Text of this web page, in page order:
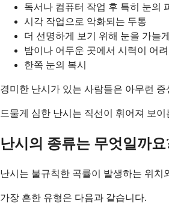
독서나 컴퓨터 작업 후 특히 눈의
시각 작업으로 악화되는 두통
더 선명하게 보기 위해 눈을 가늘
밤이나 어두운 곳에서 시력이 어
한쪽 눈의 복시
경미한 난시가 있는 사람들은 아무런
드물게 심한 난시는 직선이 휘어져 보
난시의 종류는 무엇일까요
난시는 불규칙한 곡률이 발생하는 위
가장 흔한 유형은 다음과 같습니다.